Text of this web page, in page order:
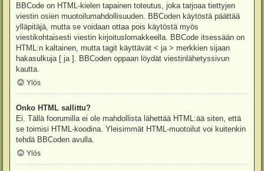
BBCode on HTML-kielen tapainen toteutus, joka tarjoaa tiettyjen
viestin osien muotoilumahdollisuuden. BBCoden käytöstä päättää
ylläpitäjä, mutta se voidaan ottaa pois käytöstä myös
viestikohtaisesti viestin kirjoituslomakkeella. BBCode itsessään on
HTML:n kaltainen, mutta tagit käyttävät < ja > merkkien sijaan
hakasulkuja [ ja ]. BBCoden oppaan löydät viestinlähetyssivun
kautta.
Ylös
Onko HTML sallittu?
Ei. Tällä foorumilla ei ole mahdollista lähettää HTML:ää siten, että
se toimisi HTML-koodina. Yleisimmät HTML-muotoilut voi kuitenkin
tehdä BBCoden avulla.
Ylös